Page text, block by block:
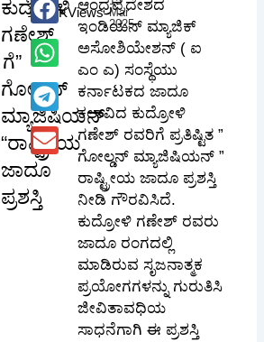
ಕುದ್ರೋಳಿ
ಗಣೇಶ್
ಗೆ”
ಗೋಲ್ಡನ್
ಮ್ಯಾಜಿಷಿಯನ್
“ರಾಷ್ಟ್ರೀಯ
ಜಾದೂ
ಪ್ರಶಸ್ತಿ
116.7KViews Mar
2025
ಆಂಧ್ರಪ್ರದೇಶದ
ಇಂಡಿಯನ್ ಮ್ಯಾಜಿಕ್
ಅಸೋಶಿಯೇಶನ್ ( ಐ
ಎಂ ಎ) ಸಂಸ್ಥೆಯು
ಕರ್ನಾಟಕದ ಜಾದೂ
ಕಲಾವಿದ ಕುದ್ರೋಳಿ
ಗಣೇಶ್ ರವರಿಗೆ ಪ್ರತಿಷ್ಟಿತ ”
ಗೋಲ್ಡನ್ ಮ್ಯಾಜಿಷಿಯನ್ ”
ರಾಷ್ಟ್ರೀಯ ಜಾದೂ ಪ್ರಶಸ್ತಿ
ನೀಡಿ ಗೌರವಿಸಿದೆ.
ಕುದ್ರೋಳಿ ಗಣೇಶ್ ರವರು
ಜಾದೂ ರಂಗದಲ್ಲಿ
ಮಾಡಿರುವ ಸೃಜನಾತ್ಮಕ
ಪ್ರಯೋಗಗಳನ್ನು ಗುರುತಿಸಿ
ಜೀವಿತಾವಧಿಯ
ಸಾಧನೆಗಾಗಿ ಈ ಪ್ರಶಸ್ತಿ